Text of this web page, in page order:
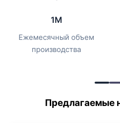
1M
Ежемесячный объем
производства
Предлагаемые